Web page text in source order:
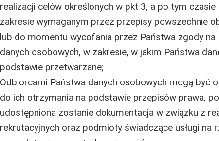
realizacji celów określonych w pkt 3, a po tym
zakresie wymaganym przez przepisy powszechnie
lub do momentu wycofania przez Państwa zgody
danych osobowych, w zakresie, w jakim Państwa
podstawie przetwarzane;
Odbiorcami Państwa danych osobowych mogą być
do ich otrzymania na podstawie przepisów prawa,
udostępniona zostanie dokumentacja w związku z
rekrutacyjnych oraz podmioty świadczące usługi na